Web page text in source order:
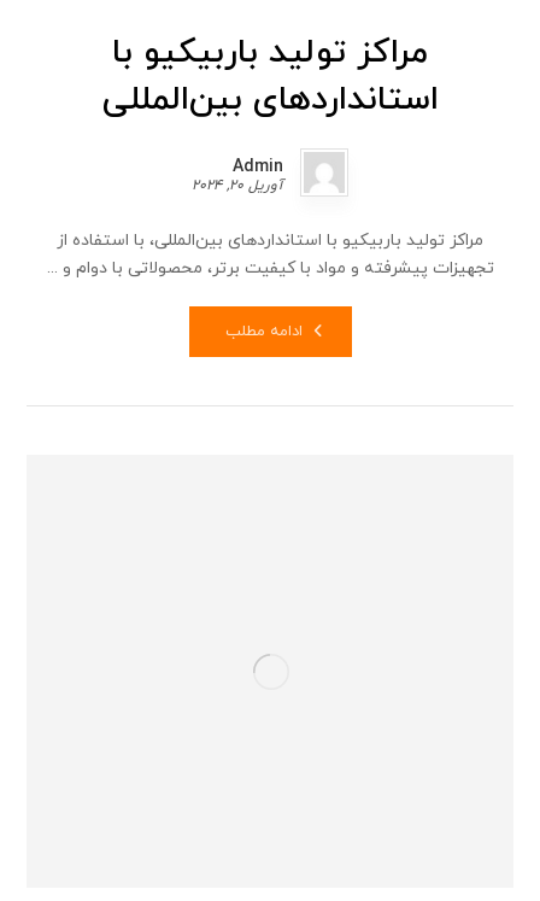
مراکز تولید باربیکیو با
استانداردهای بین‌المللی
Admin
آوریل 20, 2024
مراکز تولید باربیکیو با استانداردهای بین‌المللی، با استفاده از
تجهیزات پیشرفته و مواد با کیفیت برتر، محصولاتی با دوام و ...
ادامه مطلب